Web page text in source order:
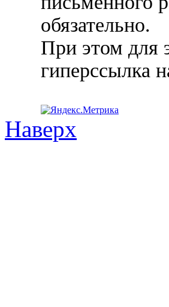
обязательно.
При этом для
гиперссылка
Наверх